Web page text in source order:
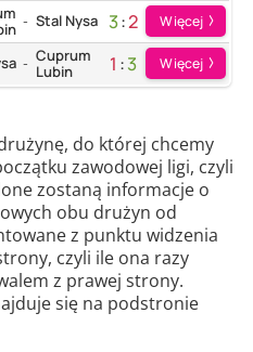
- Stal Nysa 3:2 Więcej
- Cuprum
Lubin
1 :3 Więcej
do której chcemy
zawodowej ligi, czyli
zostaną informacje o
obu drużyn od
z punktu widzenia
czyli ile ona razy
z prawej strony.
się na podstronie